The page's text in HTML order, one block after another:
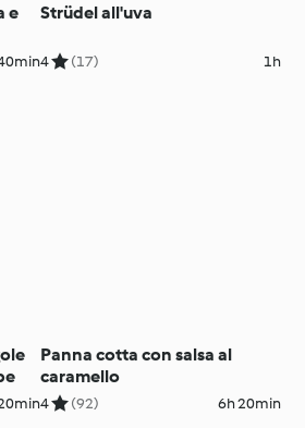
e
Strüdel all'uva
4 (17) 1h
Panna cotta con salsa al
caramello
4 (92) 6h 20min